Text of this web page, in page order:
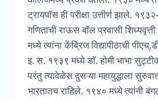
ट्रायपॉस ही परीक्षा उत्तीर्ण झाले.
गणिताची राऊस बॉल प्रवासी
मध्ये त्यांना केंब्रिज विद्यापीठाची
इ. स. १९३९ मध्ये डॉ. होमी भाभा
परंतु त्यावेळेस दुसऱ्या महायुद्धाला
भारतातच राहिले. १९४० मध्ये त्यांनी